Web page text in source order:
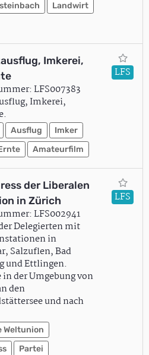
Landwirt
Imkerei,
LFS007383
Imkerei,
Ausflug
Imker
Amateurfilm
LFS
der Liberalen
in Zürich
LFS002941
Delegierten mit
in
Salzuflen, Bad
und Ettlingen.
der Umgebung von
den
und nach
Weltunion
Partei
LFS